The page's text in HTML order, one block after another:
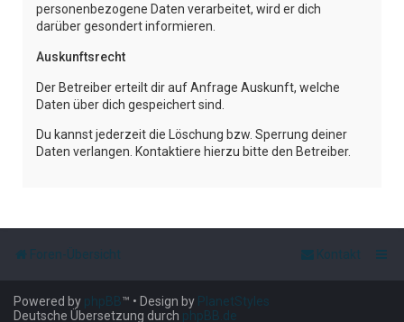
personenbezogene Daten verarbeitet, wird er dich
darüber gesondert informieren.
Auskunftsrecht
Der Betreiber erteilt dir auf Anfrage Auskunft, welche
Daten über dich gespeichert sind.
Du kannst jederzeit die Löschung bzw. Sperrung deiner
Daten verlangen. Kontaktiere hierzu bitte den Betreiber.
Foren-Übersicht Kontakt
Powered by phpBB™ • Design by PlanetStyles
Deutsche Übersetzung durch phpBB.de